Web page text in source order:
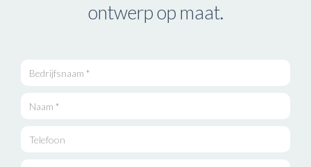
ontwerp op maat.